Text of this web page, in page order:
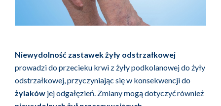
Niewydolność zastawek żyły odstrzałkowej
prowadzi do przecieku krwi z żyły podkolanowej do żyły
odstrzałkowej, przyczyniając się w konsekwencji do
żylaków jej odgałęzień. Zmiany mogą dotyczyć również